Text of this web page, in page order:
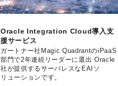
Oracle Integration Cloud導入支
援サービス
ガートナー社Magic QuadrantのiPaaS
部門で2年連続リーダーに選出 Oracle
社が提供するサーバレスなEAIソ
リューションです。